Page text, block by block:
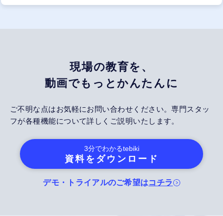
現場の教育を、
動画でもっとかんたんに
ご不明な点はお気軽にお問い合わせください。専門スタッ
フが各種機能について詳しくご説明いたします。
3分でわかるtebiki
資料をダウンロード
デモ・トライアルのご希望はコチラ